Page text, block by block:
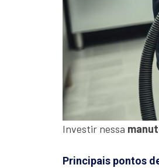
Investir nessa
Principais pontos